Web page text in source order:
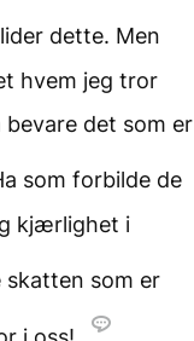
dette. Men
hvem jeg tror
det som er
som forbilde de
kjærlighet i
skatten som er